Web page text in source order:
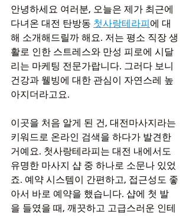
안녕하세요 여러분, 오늘은 제가 최근에
다녀온 대전 탄방동 첫사랑테라피에 대
해 소개해드릴까 해요. 저는 평소 직장 생
활로 인한 스트레스와 만성 피로에 시달
리는 마케팅 전문가랍니다. 그러다 보니
건강과 웰빙에 대한 관심이 자연스레 높
아지더라고요.
이곳을 처음 알게 된 건, 대전마사지라는
키워드로 온라인 검색을 하다가 발견한
거예요. 첫사랑테라피는 대전 내에서도
유명한 마사지 샵 중 하나로 소문나 있었
죠. 예약 시스템이 간편하고, 접근성도 좋
아서 바로 예약을 했습니다. 샵에 첫 발
을 들였을 때, 깨끗하고 고급스러운 인테